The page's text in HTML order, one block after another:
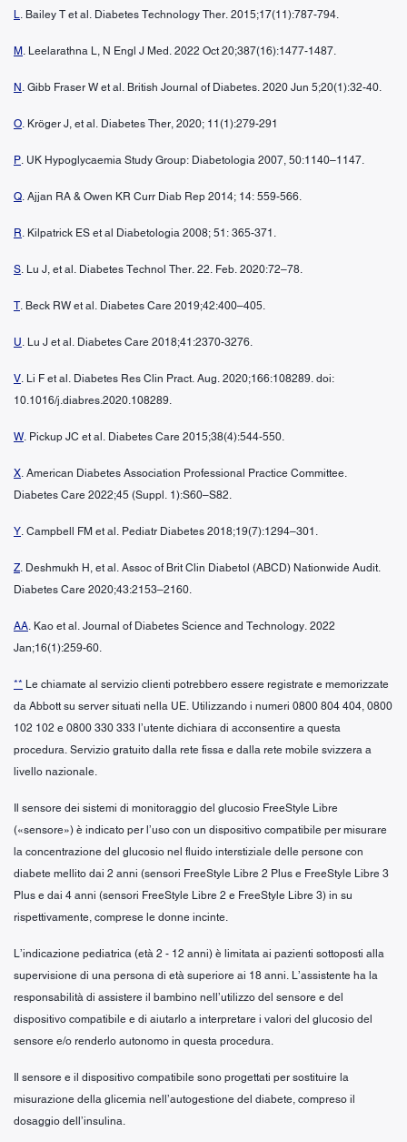
L. Bailey T et al. Diabetes Technology Ther. 2015;17(11):787-794.
M . Leelarathna L, N Engl J Med. 2022 Oct 20;387(16):1477-1487.
N . Gibb Fraser W et al. British Journal of Diabetes. 2020 Jun 5;20(1):32-40.
O. Kröger J, et al. Diabetes Ther, 2020; 11(1):279-291
P. UK Hypoglycaemia Study Group: Diabetologia 2007, 50:1140–1147.
Q. Ajjan RA & Owen KR Curr Diab Rep 2014; 14: 559-566.
R. Kilpatrick ES et al Diabetologia 2008; 51: 365-371.
S. Lu J, et al. Diabetes Technol Ther. 22. Feb. 2020:72–78.
T. Beck RW et al. Diabetes Care 2019;42:400–405.
U. Lu J et al. Diabetes Care 2018;41:2370-3276.
V. Li F et al. Diabetes Res Clin Pract. Aug. 2020;166:108289. doi:
10.1016/j.diabres.2020.108289.
W. Pickup JC et al. Diabetes Care 2015;38(4):544-550.
X. American Diabetes Association Professional Practice Committee.
Diabetes Care 2022;45 (Suppl. 1):S60–S82.
Y. Campbell FM et al. Pediatr Diabetes 2018;19(7):1294–301.
Z. Deshmukh H, et al. Assoc of Brit Clin Diabetol (ABCD) Nationwide Audit.
Diabetes Care 2020;43:2153–2160.
AA. Kao et al. Journal of Diabetes Science and Technology. 2022
Jan;16(1):259-60.
** Le chiamate al servizio clienti potrebbero essere registrate e memorizzate
da Abbott su server situati nella UE. Utilizzando i numeri 0800 804 404, 0800
102 102 e 0800 330 333 l’utente dichiara di acconsentire a questa
procedura. Servizio gratuito dalla rete fissa e dalla rete mobile svizzera a
livello nazionale.
Il sensore dei sistemi di monitoraggio del glucosio FreeStyle Libre
(«sensore») è indicato per l’uso con un dispositivo compatibile per misurare
la concentrazione del glucosio nel fluido interstiziale delle persone con
diabete mellito dai 2 anni (sensori FreeStyle Libre 2 Plus e FreeStyle Libre 3
Plus e dai 4 anni (sensori FreeStyle Libre 2 e FreeStyle Libre 3) in su
rispettivamente, comprese le donne incinte.
L’indicazione pediatrica (età 2 - 12 anni) è limitata ai pazienti sottoposti alla
supervisione di una persona di età superiore ai 18 anni. L’assistente ha la
responsabilità di assistere il bambino nell’utilizzo del sensore e del
dispositivo compatibile e di aiutarlo a interpretare i valori del glucosio del
sensore e/o renderlo autonomo in questa procedura.
Il sensore e il dispositivo compatibile sono progettati per sostituire la
misurazione della glicemia nell’autogestione del diabete, compreso il
dosaggio dell’insulina.